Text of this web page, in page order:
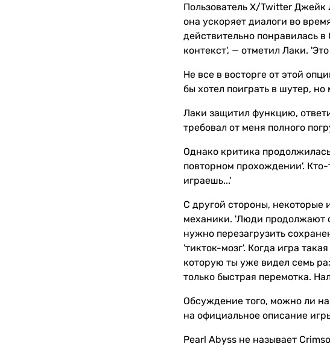
Пользователь X/Twitter
она ускоряет диалоги во
действительно понравилась
контекст', — отметил Лаки.
Не все в восторге от этой
бы хотел поиграть в шутер,
Лаки защитил функцию,
требовал от меня полного
Однако критика
повторном прохождении'. Кто-
играешь...'
С другой стороны, некоторые
механики. 'Люди продолжают
нужно перезагрузить
'тикток-мозг'. Когда игра
которую ты уже видел семь
только быстрая перемотка.
Обсуждение того, можно ли
на официальное описание
Pearl Abyss не называет